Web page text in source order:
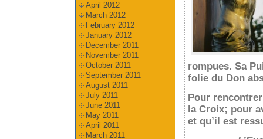
rompues. Sa
folie du Don
Pour
la Croix; pour
et qu’il est
April 2012
March 2012
February 2012
January 2012
December 2011
November 2011
October 2011
September 2011
August 2011
July 2011
June 2011
May 2011
April 2011
March 2011